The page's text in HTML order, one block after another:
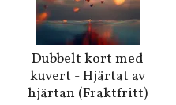
Dubbelt kort med
kuvert - Hjärtat av
hjärtan (Fraktfritt)